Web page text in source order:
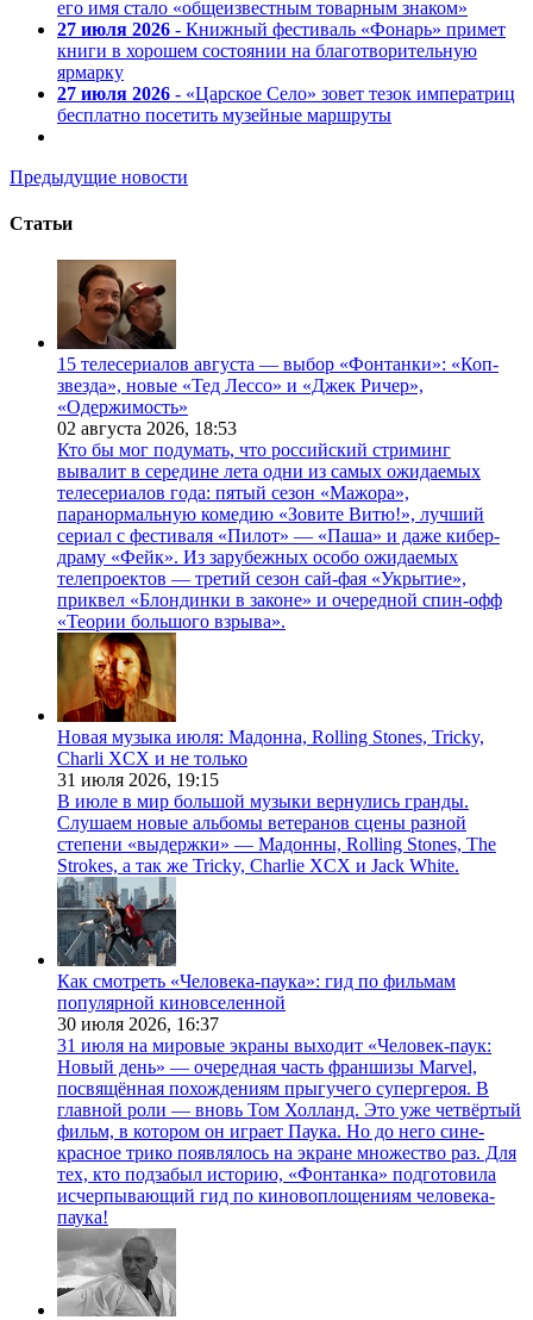
его имя стало «общеизвестным товарным знаком»
27 июля 2026 - Книжный фестиваль «Фонарь» примет
книги в хорошем состоянии на благотворительную
ярмарку
27 июля 2026 - «Царское Село» зовет тезок императриц
бесплатно посетить музейные маршруты
Предыдущие новости
Статьи
15 телесериалов августа — выбор «Фонтанки»: «Коп-
звезда», новые «Тед Лессо» и «Джек Ричер»,
«Одержимость»
02 августа 2026, 18:53
Кто бы мог подумать, что российский стриминг
вывалит в середине лета одни из самых ожидаемых
телесериалов года: пятый сезон «Мажора»,
паранормальную комедию «Зовите Витю!», лучший
сериал с фестиваля «Пилот» — «Паша» и даже кибер-
драму «Фейк». Из зарубежных особо ожидаемых
телепроектов — третий сезон сай-фая «Укрытие»,
приквел «Блондинки в законе» и очередной спин-офф
«Теории большого взрыва».
Новая музыка июля: Мадонна, Rolling Stones, Tricky,
Charli XCX и не только
31 июля 2026, 19:15
В июле в мир большой музыки вернулись гранды.
Слушаем новые альбомы ветеранов сцены разной
степени «выдержки» — Мадонны, Rolling Stones, The
Strokes, а так же Tricky, Charlie XCX и Jack White.
Как смотреть «Человека-паука»: гид по фильмам
популярной киновселенной
30 июля 2026, 16:37
31 июля на мировые экраны выходит «Человек-паук:
Новый день» — очередная часть франшизы Marvel,
посвящённая похождениям прыгучего супергероя. В
главной роли — вновь Том Холланд. Это уже четвёртый
фильм, в котором он играет Паука. Но до него сине-
красное трико появлялось на экране множество раз. Для
тех, кто подзабыл историю, «Фонтанка» подготовила
исчерпывающий гид по киновоплощениям человека-
паука!